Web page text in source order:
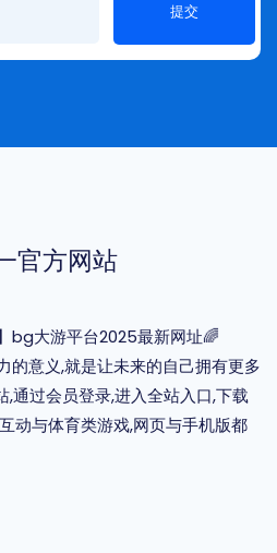
提交
官方网站
bg大游平台2025最新网址🌈
的意义,就是让未来的自己拥有更多
通过会员登录,进入全站入口,下载
动与体育类游戏,网页与手机版都